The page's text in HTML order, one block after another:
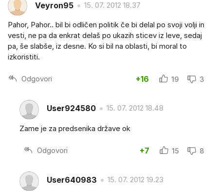
Veyron95 15. 07. 2012 18.37
Pahor, Pahor.. bil bi odličen politik če bi delal po svoji volji in
vesti, ne pa da enkrat delaš po ukazih sticev iz leve, sedaj
pa, še slabše, iz desne. Ko si bil na oblasti, bi moral to
izkoristiti.
Odgovori +16 19 3
User924580 15. 07. 2012 18.48
Zame je za predsenika države ok
Odgovori +7 15 8
User640983 15. 07. 2012 19.23